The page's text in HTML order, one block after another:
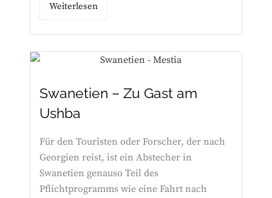
Weiterlesen
Swanetien – Zu Gast am
Ushba
Für den Touristen oder Forscher, der nach
Georgien reist, ist ein Abstecher in
Swanetien genauso Teil des
Pflichtprogramms wie eine Fahrt nach